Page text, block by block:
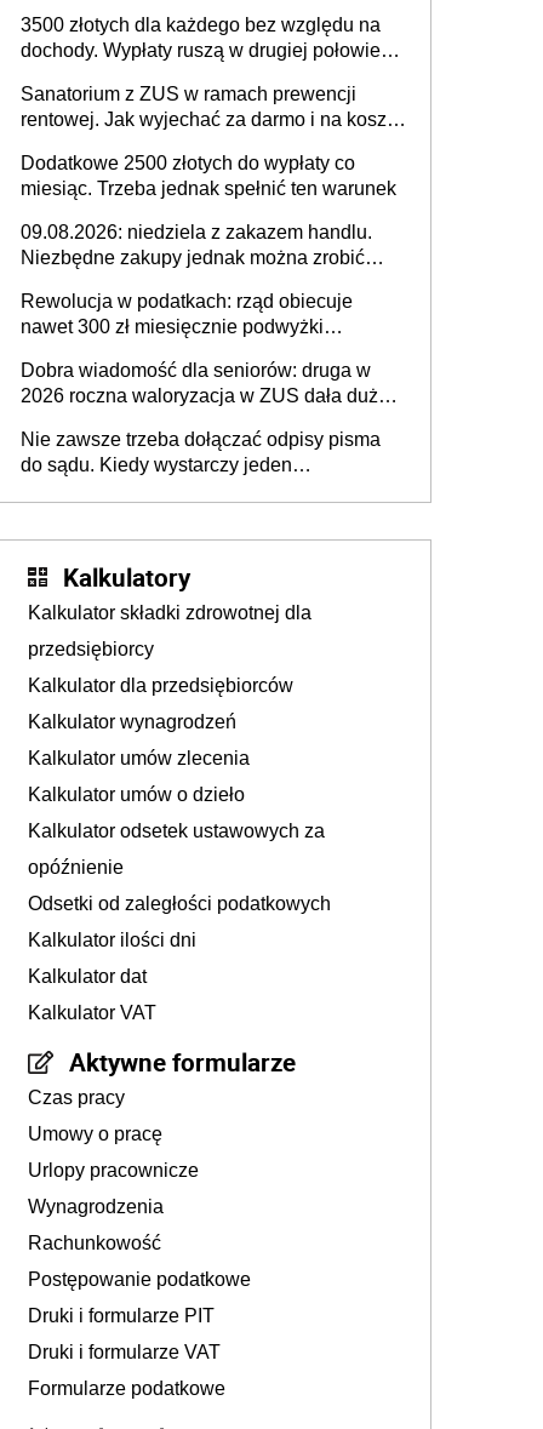
3500 złotych dla każdego bez względu na
dochody. Wypłaty ruszą w drugiej połowie
Sanatorium z ZUS w ramach prewencji
rentowej. Jak wyjechać za darmo i na koszt
Dodatkowe 2500 złotych do wypłaty co
miesiąc. Trzeba jednak spełnić ten warunek
09.08.2026: niedziela z zakazem handlu.
Niezbędne zakupy jednak można zrobić
Rewolucja w podatkach: rząd obiecuje
nawet 300 zł miesięcznie podwyżki
Dobra wiadomość dla seniorów: druga w
2026 roczna waloryzacja w ZUS dała duży
Nie zawsze trzeba dołączać odpisy pisma
do sądu. Kiedy wystarczy jeden
Kalkulatory
Kalkulator składki zdrowotnej dla
przedsiębiorcy
Kalkulator dla przedsiębiorców
Kalkulator wynagrodzeń
Kalkulator umów zlecenia
Kalkulator umów o dzieło
Kalkulator odsetek ustawowych za
opóźnienie
Odsetki od zaległości podatkowych
Kalkulator ilości dni
Kalkulator dat
Kalkulator VAT
Aktywne formularze
Czas pracy
Umowy o pracę
Urlopy pracownicze
Wynagrodzenia
Rachunkowość
Postępowanie podatkowe
Druki i formularze PIT
Druki i formularze VAT
Formularze podatkowe